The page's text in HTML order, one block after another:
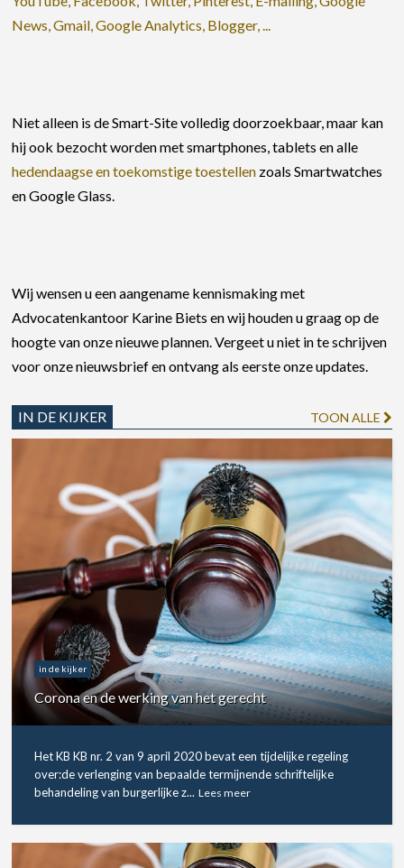
News, Gmail, Google Analytics, Blogger, ...
Niet alleen is de Smart-Site volledig doorzoekbaar, maar kan
hij ook bezocht worden met smartphones, tablets en alle
hedendaagse en toekomstige toestellen zoals Smartwatches
en Google Glass.
Wij wensen u een aangename kennismaking met
Advocatenkantoor Karine Biets en wij houden u graag op de
hoogte van onze nieuwe plannen. Vergeet u niet in te schrijven
voor onze nieuwsbrief en ontvang als eerste onze updates.
IN DE KIJKER TOON ALLE
in de kijker
Corona en de werking van het gerecht
Het KB KB nr. 2 van 9 april 2020 bevat een tijdelijke regeling
over:de verlenging van bepaalde termijnende schriftelijke
behandeling van burgerlijke z... Lees meer